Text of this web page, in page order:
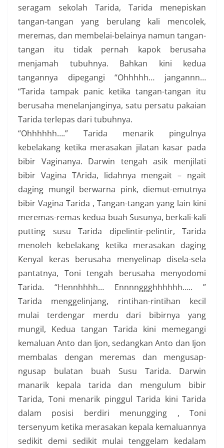
seragam sekolah Tarida, Tarida menepiskan
tangan-tangan yang berulang kali mencolek,
meremas, dan membelai-belainya namun tangan-
tangan itu tidak pernah kapok berusaha
menjamah tubuhnya. Bahkan kini kedua
tangannya dipegangi “Ohhhhh… jangannn…
“Tarida tampak panic ketika tangan-tangan itu
berusaha menelanjanginya, satu persatu pakaian
Tarida terlepas dari tubuhnya.
“Ohhhhhh….” Tarida menarik pingulnya
kebelakang ketika merasakan jilatan kasar pada
bibir Vaginanya. Darwin tengah asik menjilati
bibir Vagina TArida, lidahnya mengait – ngait
daging mungil berwarna pink, diemut-emutnya
bibir Vagina Tarida , Tangan-tangan yang lain kini
meremas-remas kedua buah Susunya, berkali-kali
putting susu Tarida dipelintir-pelintir, Tarida
menoleh kebelakang ketika merasakan daging
Kenyal keras berusaha menyelinap disela-sela
pantatnya, Toni tengah berusaha menyodomi
Tarida. “Hennhhhh… Ennnnggghhhhhh….. ”
Tarida menggelinjang, rintihan-rintihan kecil
mulai terdengar merdu dari bibirnya yang
mungil, Kedua tangan Tarida kini memegangi
kemaluan Anto dan Ijon, sedangkan Anto dan Ijon
membalas dengan meremas dan mengusap-
ngusap bulatan buah Susu Tarida. Darwin
manarik kepala tarida dan mengulum bibir
Tarida, Toni menarik pinggul Tarida kini Tarida
dalam posisi berdiri menungging , Toni
tersenyum ketika merasakan kepala kemaluannya
sedikit demi sedikit mulai tenggelam kedalam